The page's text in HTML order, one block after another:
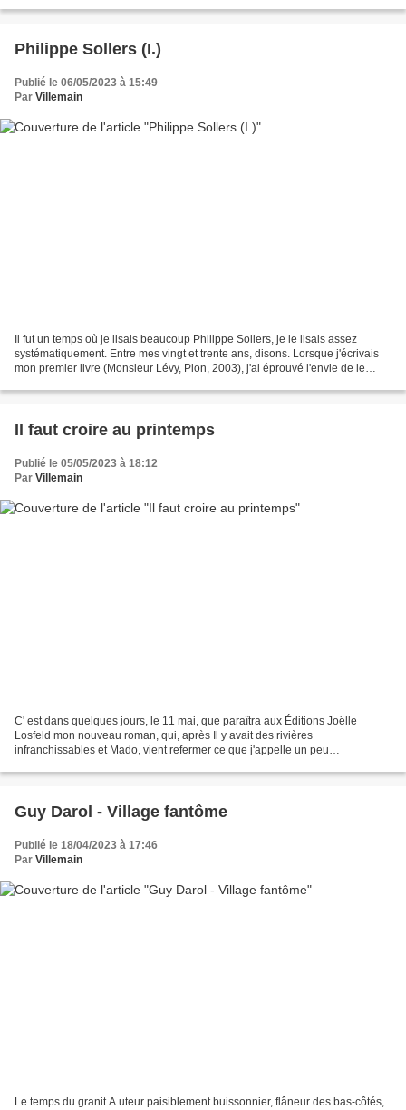
Philippe Sollers (I.)
Publié le 06/05/2023 à 15:49
Par Villemain
Il fut un temps où je lisais beaucoup Philippe Sollers, je le lisais assez
systématiquement. Entre mes vingt et trente ans, disons. Lorsque j'écrivais
mon premier livre (Monsieur Lévy, Plon, 2003), j'ai éprouvé l'envie de le
Il faut croire au printemps
Publié le 05/05/2023 à 18:12
Par Villemain
C' est dans quelques jours, le 11 mai, que paraîtra aux Éditions Joëlle
Losfeld mon nouveau roman, qui, après Il y avait des rivières
infranchissables et Mado, vient refermer ce que j'appelle un peu
Guy Darol - Village fantôme
Publié le 18/04/2023 à 17:46
Par Villemain
Le temps du granit A uteur paisiblement buissonnier, flâneur des bas-côtés,